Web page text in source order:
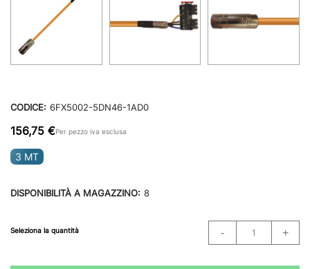
CODICE: 6FX5002-5DN46-1AD0
156,75 €Per pezzo iva esclusa
3 MT
DISPONIBILITÀ A MAGAZZINO: 8
Seleziona la quantità